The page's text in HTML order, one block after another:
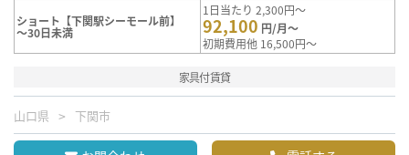
ショート【下関駅シーモール前】
～30日未満
1日当たり 2,300円～
92,100 円/月～
初期費用他 16,500円～
家具付賃貸
山口県 下関市